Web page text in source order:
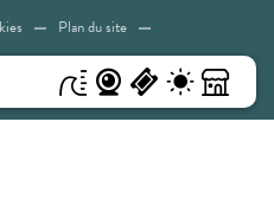
Plan du site